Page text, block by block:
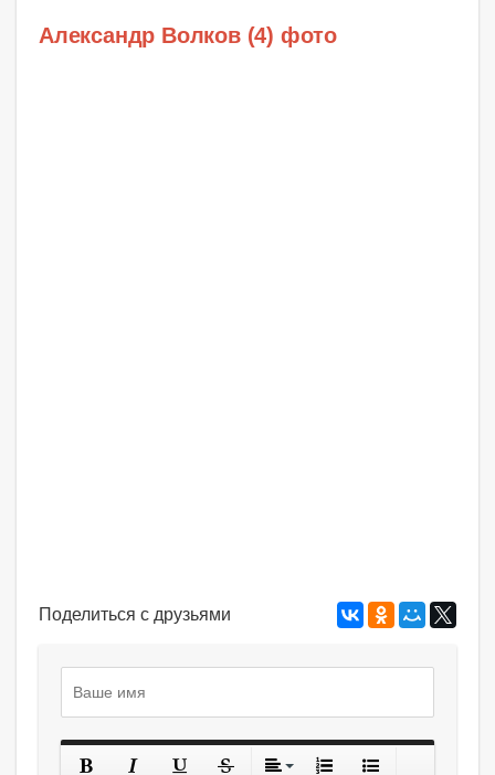
Александр Волков (4) фото
Поделиться с друзьями